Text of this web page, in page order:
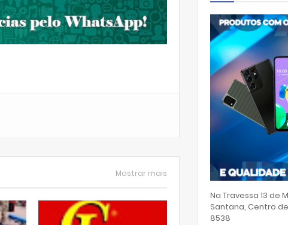
Mostrar mais
Na Travessa 13 de
Santana, Centro
8538